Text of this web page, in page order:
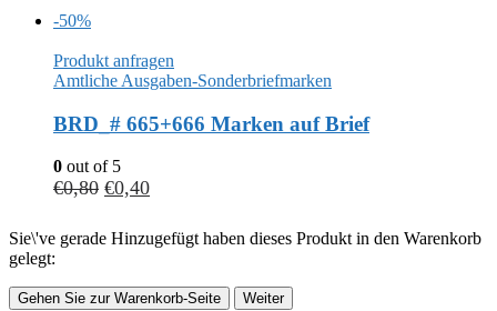
-50%
Produkt anfragen
Amtliche Ausgaben-Sonderbriefmarken
BRD_# 665+666 Marken auf Brief
0 out of 5
€0,80 €0,40
Sie\'ve gerade Hinzugefügt haben dieses Produkt in den Warenkorb
gelegt:
Gehen Sie zur Warenkorb-Seite Weiter